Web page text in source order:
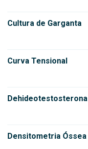
Cultura de Garganta
Curva Tensional
Dehideotestosterona
Densitometria Óssea